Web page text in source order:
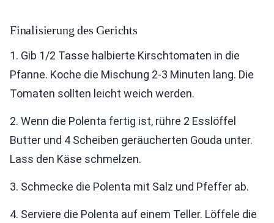
Finalisierung des Gerichts
1. Gib 1/2 Tasse halbierte Kirschtomaten in die
Pfanne. Koche die Mischung 2-3 Minuten lang. Die
Tomaten sollten leicht weich werden.
2. Wenn die Polenta fertig ist, rühre 2 Esslöffel
Butter und 4 Scheiben geräucherten Gouda unter.
Lass den Käse schmelzen.
3. Schmecke die Polenta mit Salz und Pfeffer ab.
4. Serviere die Polenta auf einem Teller. Löffele die